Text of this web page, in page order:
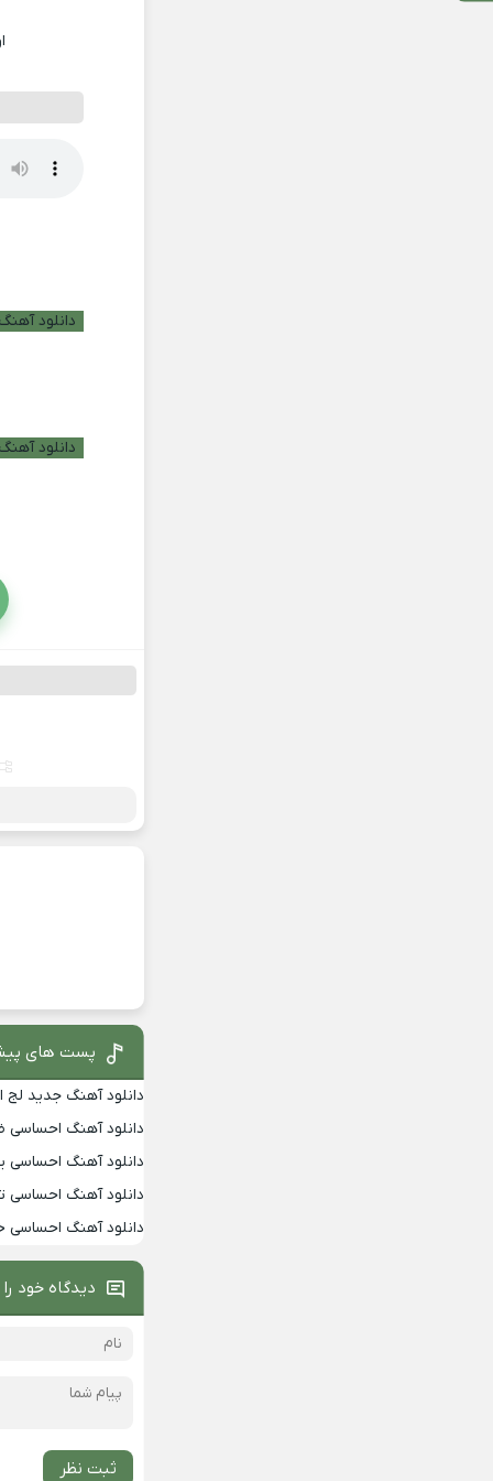
دانلود آهنگ
دانلود
پست های
دانلود آهنگ جدید لج
دانلود آهنگ
دانلود آهنگ احساسی
دانلود آهنگ احساسی
دانلود آهنگ
دیدگاه خود
ثبت نظر